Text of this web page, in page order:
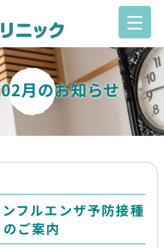
月のお知らせ
フルエンザ予防接種
のご案内